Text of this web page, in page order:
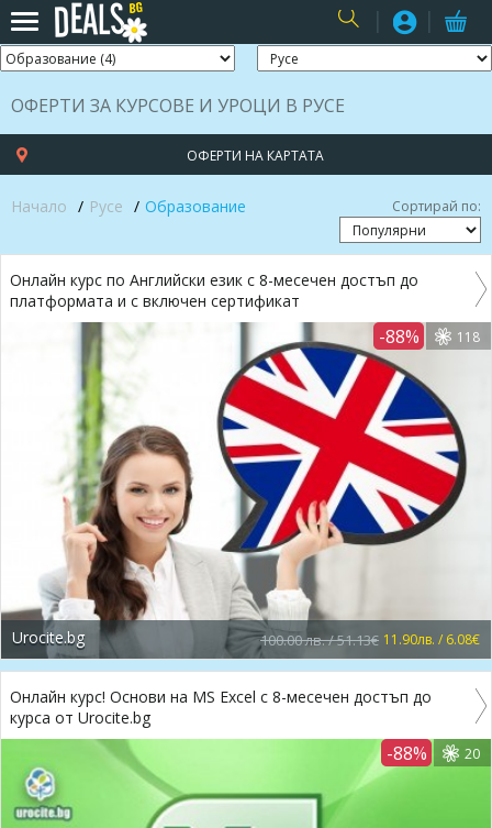
ОФЕРТИ ЗА КУРСОВЕ И УРОЦИ В РУСЕ
ОФЕРТИ НА КАРТАТА
Начало Русе Образование Сортирай по:
Онлайн курс по Английски език с 8-месечен достъп до
платформата и с включен сертификат
-88% 118
Urocite.bg 100.00 лв. / 51.13€ 11.90лв. / 6.08€
Онлайн курс! Основи на MS Excel с 8-месечен достъп до
курса от Urocite.bg
-88% 20